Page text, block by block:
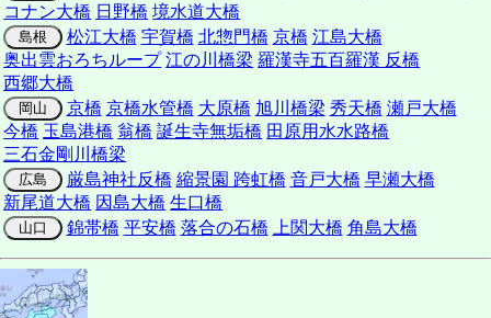
コナン大橋 日野橋 境水道大橋
島根 松江大橋 宇賀橋 北惣門橋 京橋 江島大橋
奥出雲おろちループ 江の川橋梁 羅漢寺五百羅漢 反橋
西郷大橋
岡山 京橋 京橋水管橋 大原橋 旭川橋梁 秀天橋 瀬戸大橋
今橋 玉島港橋 翁橋 誕生寺無垢橋 田原用水水路橋
三石金剛川橋梁
広島 厳島神社反橋 縮景園 跨虹橋 音戸大橋 早瀬大橋
新尾道大橋 因島大橋 生口橋
山口 錦帯橋 平安橋 落合の石橋 上関大橋 角島大橋